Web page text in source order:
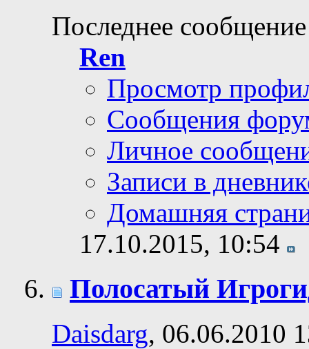
Последнее
Ren
Просмотр
Сообщения
Личное
Записи в
Домашняя
17.10.2015, 10:54
Полосатый
Daisdarg, 06.06.2010